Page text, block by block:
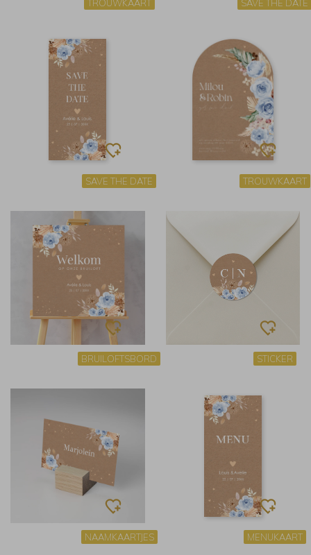
TROUWKAART SAVE THE DATE
SAVE THE DATE TROUWKAART
BRUILOFTSBORD STICKER
NAAMKAARTJES MENUKAART